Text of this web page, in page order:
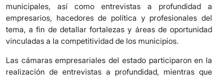
municipales, así como entrevistas a profundidad a
empresarios, hacedores de política y profesionales del
tema, a fin de detallar fortalezas y áreas de oportunidad
vinculadas a la competitividad de los municipios.
Las cámaras empresariales del estado participaron en la
realización de entrevistas a profundidad, mientras que